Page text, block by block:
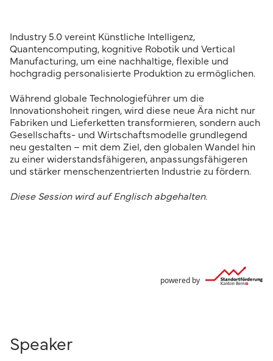
Industry 5.0 vereint Künstliche Intelligenz,
Quantencomputing, kognitive Robotik und Vertical
Manufacturing, um eine nachhaltige, flexible und
hochgradig personalisierte Produktion zu ermöglichen.
Während globale Technologieführer um die
Innovationshoheit ringen, wird diese neue Ära nicht nur
Fabriken und Lieferketten transformieren, sondern auch
Gesellschafts- und Wirtschaftsmodelle grundlegend
neu gestalten – mit dem Ziel, den globalen Wandel hin
zu einer widerstandsfähigeren, anpassungsfähigeren
und stärker menschenzentrierten Industrie zu fördern.
Diese Session wird auf Englisch abgehalten.
powered by
Speaker